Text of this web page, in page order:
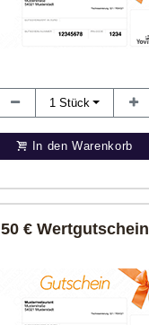
1 Stück
In den Warenkorb
50 € Wertgutschein